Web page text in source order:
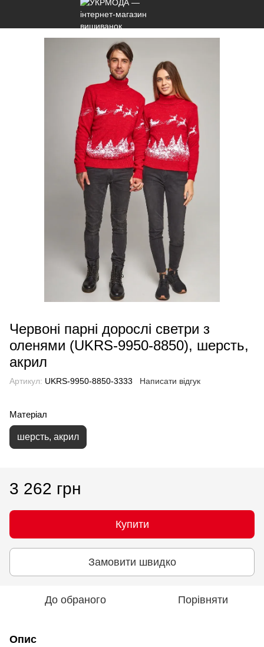
Червоні парні дорослі светри з
оленями (UKRS-9950-8850), шерсть,
акрил
Артикул: UKRS-9950-8850-3333 Написати відгук
Матеріал
шерсть, акрил
3 262 грн
Купити
Замовити швидко
До обраного Порівняти
Опис